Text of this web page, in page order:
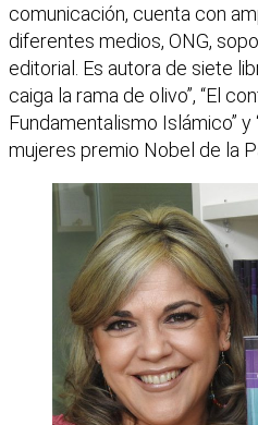
comunicación, cuenta con
diferentes medios, ONG,
editorial. Es autora de siete
caiga la rama de olivo”, “El
Fundamentalismo Islámico” y
mujeres premio Nobel de la